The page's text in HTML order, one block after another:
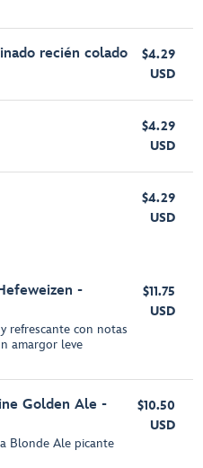
recién colado
$4.29
USD
$4.29
USD
$4.29
USD
-
refrescante con notas
amargor leve
$11.75
USD
Golden Ale -
Blonde Ale picante
$10.50
USD